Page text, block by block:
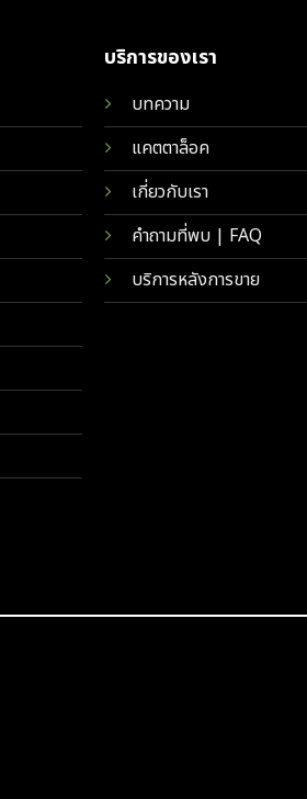
บริการของเรา
บทความ
แคตตาล็อค
เกี่ยวกับเรา
คำถามที่พบ | FAQ
บริการหลังการขาย